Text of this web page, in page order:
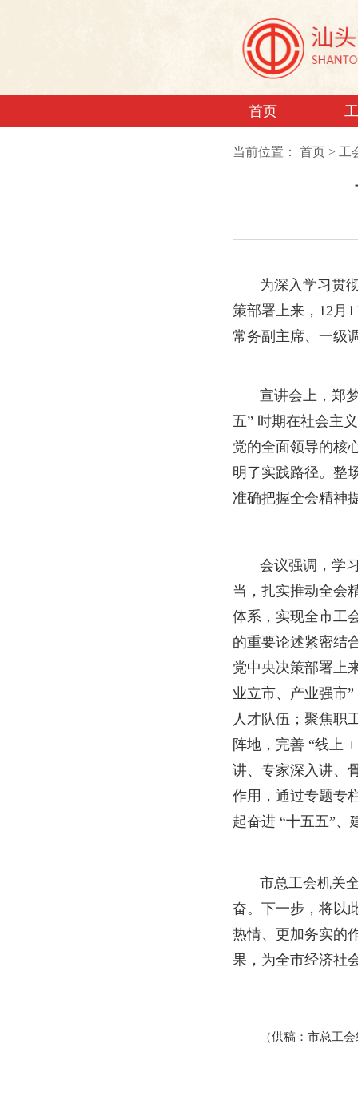
首页
当前位置： 首页 > 工
为深入学习贯
策部署上来，12月
常务副主席、一级
宣讲会上，郑
五” 时期在社会主
党的全面领导的核
明了实践路径。整
准确把握全会精神
会议强调，学
当，扎实推动全会
体系，实现全市工
的重要论述紧密结
党中央决策部署上
业立市、产业强市
人才队伍；聚焦职
阵地，完善 “线上
讲、专家深入讲、
作用，通过专题专
起奋进 “十五五”、
市总工会机关
奋。下一步，将以
热情、更加务实的
果，为全市经济社
（供稿：市总工